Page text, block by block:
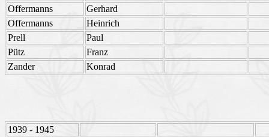
Offermanns
Gerhard
Offermanns
Heinrich
Prell
Paul
Pütz
Franz
Zander
Konrad
1939 - 1945